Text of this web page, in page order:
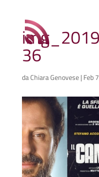
36
daChiara Genovese| Feb